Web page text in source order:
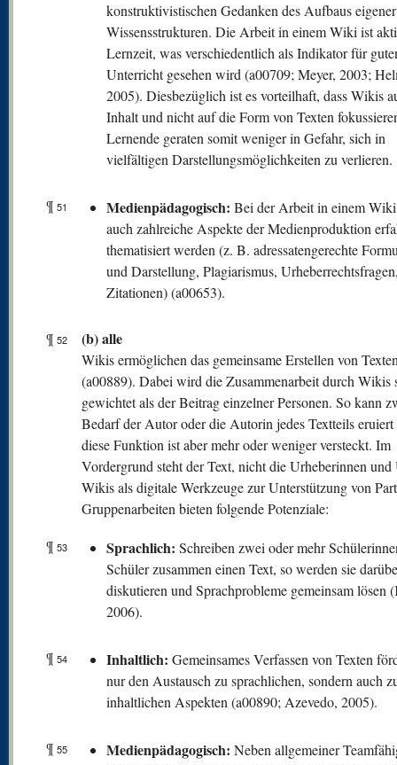
konstruktivistischen Gedanken des Aufbaus eigener
Wissensstrukturen. Die Arbeit in einem Wiki ist
Lernzeit, was verschiedentlich als Indikator für
Unterricht gesehen wird (a00709; Meyer, 2003;
2005). Diesbezüglich ist es vorteilhaft, dass Wikis
Inhalt und nicht auf die Form von Texten
Lernende geraten somit weniger in Gefahr, sich in
vielfältigen Darstellungsmöglichkeiten zu verlieren.
¶ 51 Medienpädagogisch: Bei der Arbeit in einem
auch zahlreiche Aspekte der Medienproduktion
thematisiert werden (z. B. adressatengerechte
und Darstellung, Plagiarismus,
Zitationen) (a00653).
¶ 52 (b) alle
Wikis ermöglichen das gemeinsame Erstellen von
(a00889). Dabei wird die Zusammenarbeit durch Wikis
gewichtet als der Beitrag einzelner Personen. So kann
Bedarf der Autor oder die Autorin jedes Textteils
diese Funktion ist aber mehr oder weniger versteckt. Im
Vordergrund steht der Text, nicht die Urheberinnen und
Wikis als digitale Werkzeuge zur Unterstützung von
Gruppenarbeiten bieten folgende Potenziale:
¶ 53 Sprachlich: Schreiben zwei oder mehr
Schüler zusammen einen Text, so werden sie
diskutieren und Sprachprobleme gemeinsam lösen
2006).
¶ 54 Inhaltlich: Gemeinsames Verfassen von Texten
nur den Austausch zu sprachlichen, sondern auch
inhaltlichen Aspekten (a00890; Azevedo, 2005).
¶ 55 Medienpädagogisch: Neben allgemeiner